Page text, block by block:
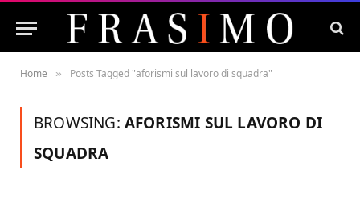
Home » Posts Tagged "aforismi sul lavoro di squadra"
BROWSING: AFORISMI SUL LAVORO DI
SQUADRA